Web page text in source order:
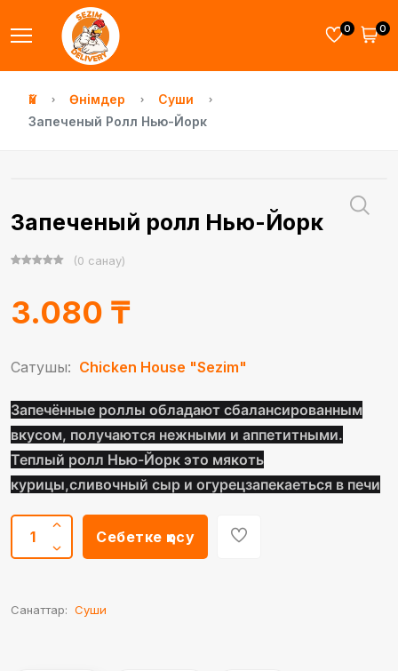
0 0
Үй Өнімдер
Суши
Запеченый Ролл Нью-Йорк
Запеченый ролл Нью-Йорк
(0 санау)
3.080 ₸
Сатушы: Chicken House "Sezim"
Запечённые роллы обладают сбалансированным
вкусом, получаются нежными и аппетитными.
Теплый ролл Нью-Йорк это мякоть
курицы,сливочный сыр и огурецзапекаеться в печи
Себетке қосу
Санаттар: Суши